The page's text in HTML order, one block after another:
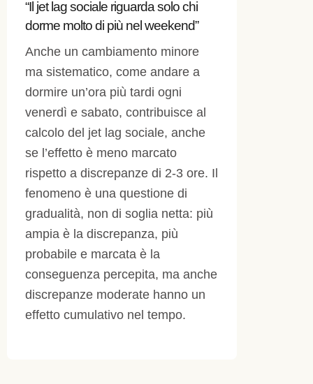
“Il jet lag sociale riguarda solo chi
dorme molto di più nel weekend”
Anche un cambiamento minore
ma sistematico, come andare a
dormire un’ora più tardi ogni
venerdì e sabato, contribuisce al
calcolo del jet lag sociale, anche
se l’effetto è meno marcato
rispetto a discrepanze di 2-3 ore. Il
fenomeno è una questione di
gradualità, non di soglia netta: più
ampia è la discrepanza, più
probabile e marcata è la
conseguenza percepita, ma anche
discrepanze moderate hanno un
effetto cumulativo nel tempo.